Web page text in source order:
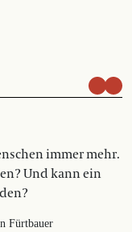
immer mehr.
Und kann ein
Fürtbauer